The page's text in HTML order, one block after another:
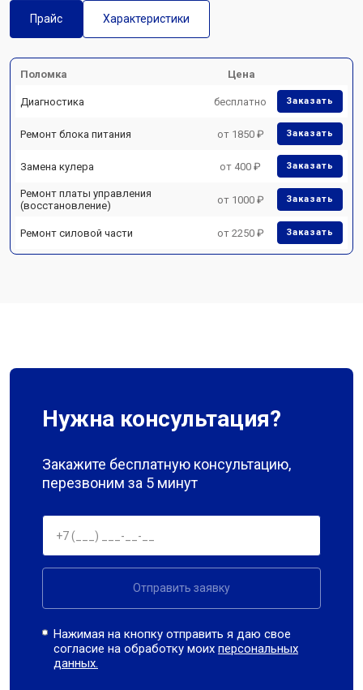
Прайс Характеристики
Поломка Цена
Диагностика бесплатно Заказать
Ремонт блока питания от 1850 ₽ Заказать
Замена кулера от 400 ₽ Заказать
Ремонт платы управления
(восстановление)
от 1000 ₽ Заказать
Ремонт силовой части от 2250 ₽ Заказать
Нужна консультация?
Закажите бесплатную консультацию,
перезвоним за 5 минут
Отправить заявку
Нажимая на кнопку отправить я даю свое
согласие на обработку моихперсональных
данных.